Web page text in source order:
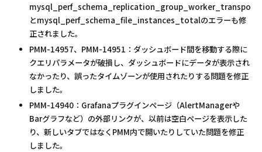
とmysql_perf_schema_file_instances_totalのエラーも修
正されました。
PMM-14957、PMM-14951：ダッシュボード間を移動する際に
クエリパラメータが破損し、ダッシュボードにデータが表示され
なかったり、誤ったタイムゾーンが使用されたりする問題を修正
しました。
PMM-14940：Grafanaプラグインページ（AlertManagerや
Barグラフなど）の外部リンクが、以前は空白ページを表示した
り、新しいタブではなくPMM内で開いたりしていた問題を修正
しました。